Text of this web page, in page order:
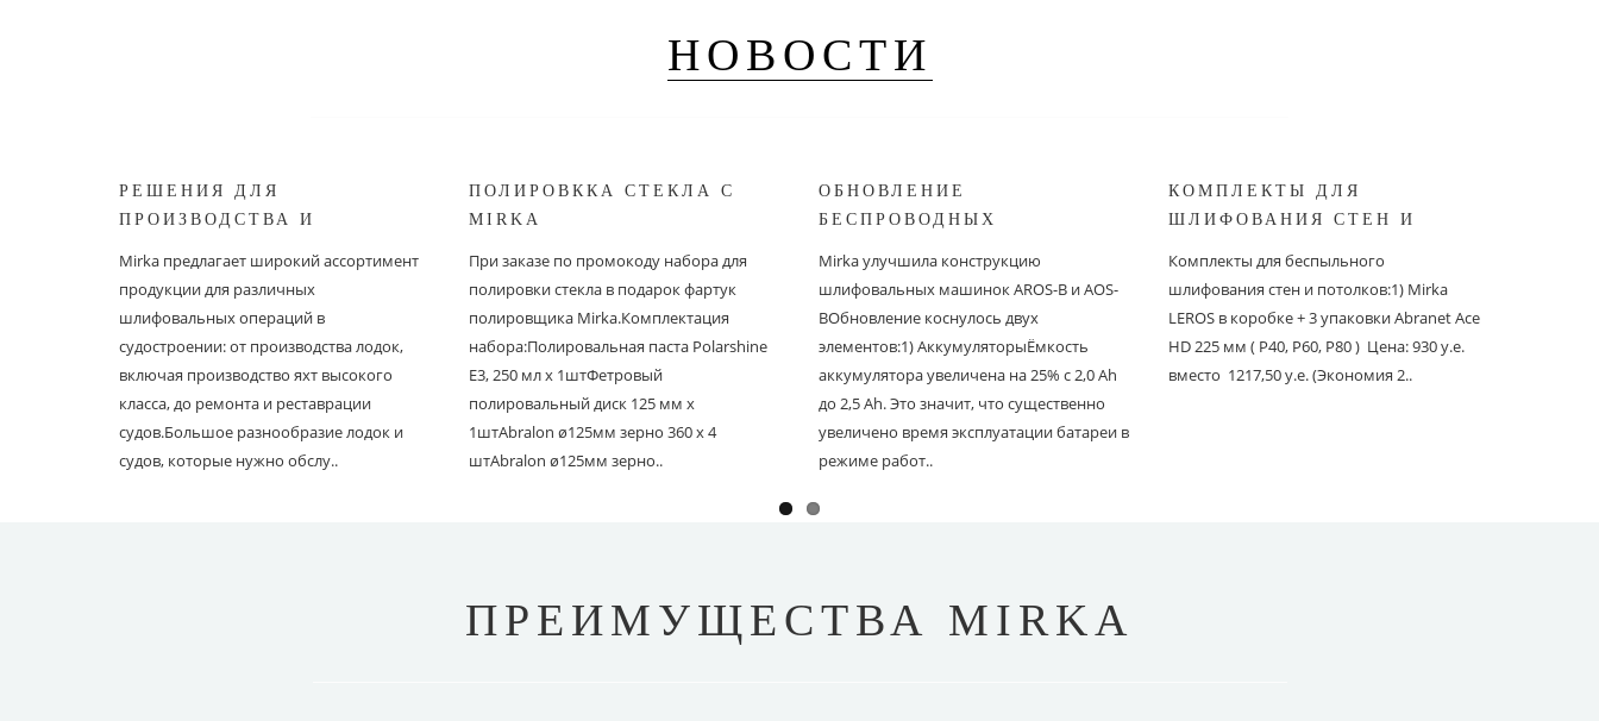
НОВОСТИ
РЕШЕНИЯ ДЛЯ
ПРОИЗВОДСТВА И
Mirka предлагает широкий ассортимент
продукции для различных
шлифовальных операций в
судостроении: от производства лодок,
включая производство яхт высокого
класса, до ремонта и реставрации
судов.Большое разнообразие лодок и
судов, которые нужно обслу..
ПОЛИРОВККА СТЕКЛА С
MIRKA
При заказе по промокоду набора для
полировки стекла в подарок фартук
полировщика Mirka.Комплектация
набора:Полировальная паста Polarshine
E3, 250 мл х 1штФетровый
полировальный диск 125 мм х
1штAbralon ø125мм зерно 360 х 4
штAbralon ø125мм зерно..
ОБНОВЛЕНИЕ
БЕСПРОВОДНЫХ
Mirka улучшила конструкцию
шлифовальных машинок AROS-B и AOS-
BОбновление коснулось двух
элементов:1) АккумуляторыЁмкость
аккумулятора увеличена на 25% с 2,0 Ah
до 2,5 Ah. Это значит, что существенно
увеличено время эксплуатации батареи в
режиме работ..
КОМПЛЕКТЫ ДЛЯ
ШЛИФОВАНИЯ СТЕН И
Комплекты для беспыльного
шлифования стен и потолков:1) Mirka
LEROS в коробке + 3 упаковки Abranet Ace
HD 225 мм ( P40, P60, P80 ) Цена: 930 у.е.
вместо 1217,50 у.е. (Экономия 2..
ПРЕИМУЩЕСТВА MIRKA